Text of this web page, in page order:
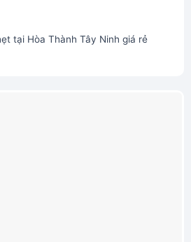
tại Hòa Thành Tây Ninh giá rẻ